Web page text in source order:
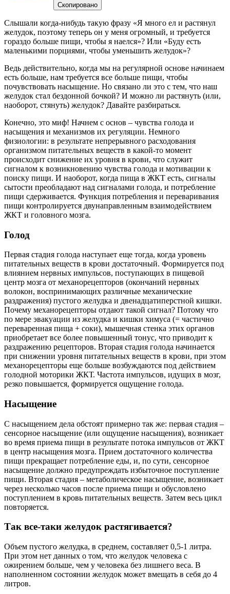
Скопировано
Слышали когда-нибудь такую фразу «Я много ел и растянул
желудок, поэтому теперь он у меня огромный, и требуется
гораздо больше пищи, чтобы я наелся»? Или «Буду есть
маленькими порциями, чтобы уменьшить желудок»?
Ведь действительно, когда мы на регулярной основе начинаем
есть больше, нам требуется все больше пищи, чтобы
почувствовать насыщение. Но связано ли это с тем, что наш
желудок стал бездонной бочкой? И можно ли растянуть (или,
наоборот, стянуть) желудок? Давайте разбираться.
Конечно, это миф! Начнем с основ – чувства голода и
насыщения и механизмов их регуляции. Немного
физиологии: в результате непрерывного расходования
организмом питательных веществ в какой-то момент
происходит снижение их уровня в крови, что служит
сигналом к возникновению чувства голода и мотивации к
поиску пищи. И наоборот, когда пища в ЖКТ есть, сигналы
сытости преобладают над сигналами голода, и потребление
пищи сдерживается. Функция потребления и переваривания
пищи контролируется двунаправленным взаимодействием
ЖКТ и головного мозга.
Голод
Первая стадия голода наступает еще тогда, когда уровень
питательных веществ в крови достаточный. Формируется под
влиянием нервных импульсов, поступающих в пищевой
центр мозга от механорецепторов (окончаний нервных
волокон, воспринимающих различные механические
раздражения) пустого желудка и двенадцатиперстной кишки.
Почему механорецепторы отдают такой сигнал? Потому что
по мере эвакуации из желудка и кишки химуса (= частично
переваренная пища + соки), мышечная стенка этих органов
приобретает все более повышенный тонус, что приводит к
раздражению рецепторов. Вторая стадия голода начинается
при снижении уровня питательных веществ в крови, при этом
механорецепторы еще больше возбуждаются под действием
голодной моторики ЖКТ. Частота импульсов, идущих в мозг,
резко повышается, формируется ощущение голода.
Насыщение
С насыщением дела обстоят примерно так же: первая стадия –
сенсорное насыщение (или ощущение насыщения), возникает
во время приема пищи в результате потока импульсов от ЖКТ
в центр насыщения мозга. Прием достаточного количества
пищи прекращает потребление еды, и, по сути, сенсорное
насыщение должно предупреждать избыточное поступление
пищи. Вторая стадия – метаболическое насыщение, возникает
через несколько часов после приема пищи и обусловлено
поступлением в кровь питательных веществ. Затем весь цикл
повторяется.
Так все-таки желудок растягивается?
Объем пустого желудка, в среднем, составляет 0,5-1 литра.
При этом нет данных о том, что желудок человека с
ожирением больше, чем у человека без лишнего веса. В
наполненном состоянии желудок может вмещать в себя до 4
литров.